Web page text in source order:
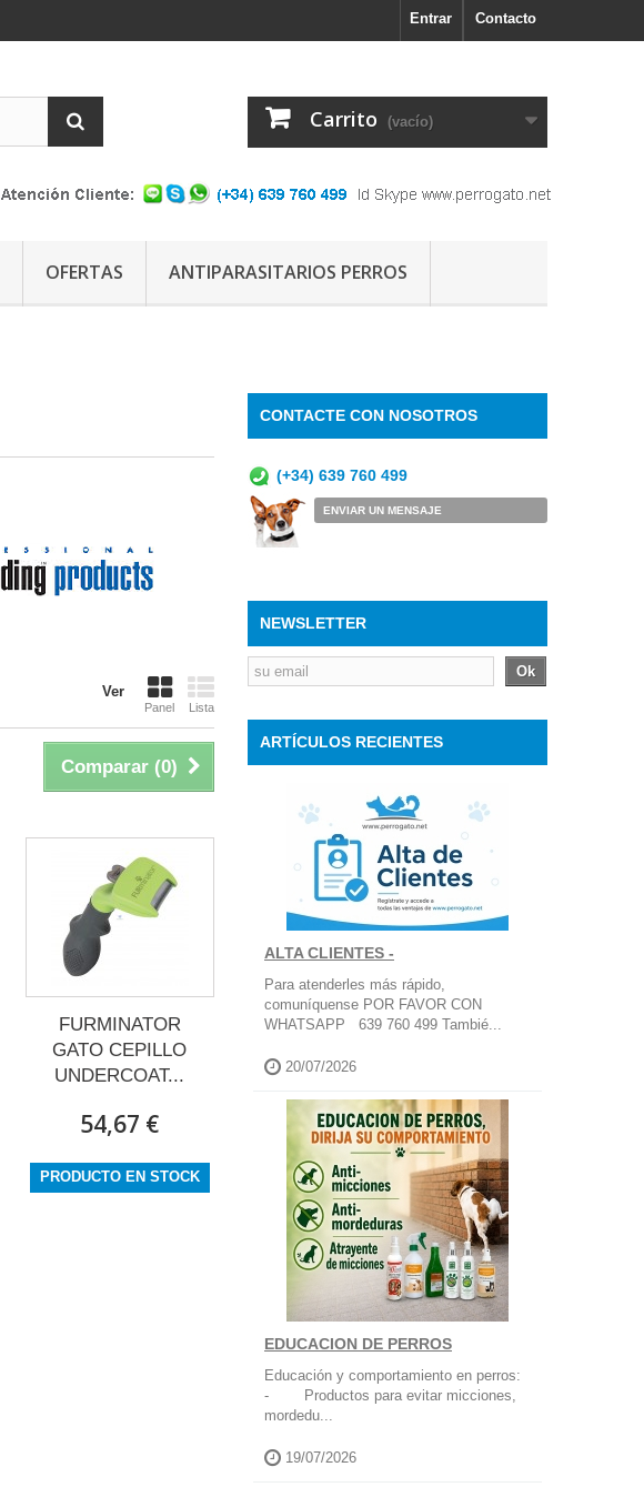
Contacto
Entrar
Carrito (vacío)
OFERTAS ANTIPARASITARIOS PERROS
Ver
Panel Lista
Comparar (0)
FURMINATOR
GATO CEPILLO
UNDERCOAT...
54,67 €
PRODUCTO EN STOCK
CONTACTE CON NOSOTROS
(+34) 639 760 499
ENVIAR UN MENSAJE
NEWSLETTER
Ok
ARTÍCULOS RECIENTES
ALTA CLIENTES -
Para atenderles más rápido,
comuníquense POR FAVOR CON
WHATSAPP 639 760 499 Tambié...
20/07/2026
EDUCACION DE PERROS
Educación y comportamiento en perros:
- Productos para evitar micciones,
mordedu...
19/07/2026